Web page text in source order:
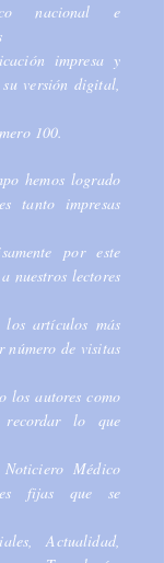
nacional e
impresa y
versión digital,
100.
hemos logrado
tanto impresas
por este
nuestros lectores
los artículos más
número de visitas
los autores como
recordar lo que
Médico
fijas que se
Actualidad,